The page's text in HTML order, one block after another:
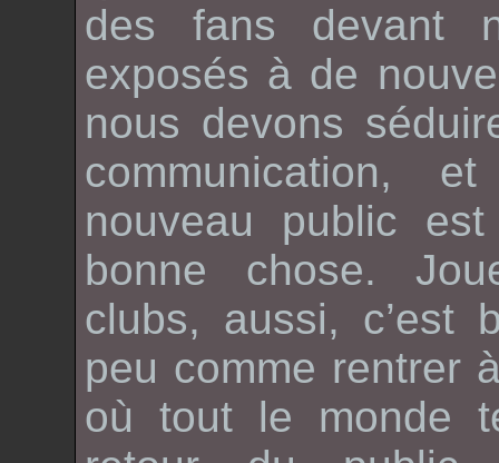
des fans devant
exposés à de
nous devons
communication,
nouveau public
bonne chose.
clubs, aussi, c’est
peu comme rentrer
où tout le monde